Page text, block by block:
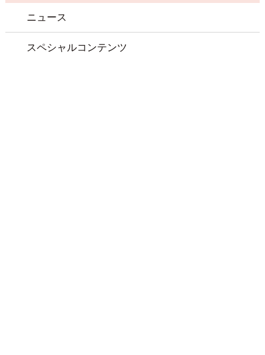
ニュース
スペシャルコンテンツ